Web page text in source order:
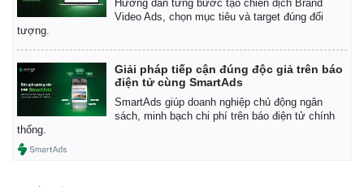
Hướng dẫn từng bước tạo chiến dịch Brand
Video Ads, chọn mục tiêu và target đúng đối
tượng.
Giải pháp tiếp cận đúng độc giả trên báo
điện tử cùng SmartAds
SmartAds giúp doanh nghiệp chủ động ngân
sách, minh bạch chi phí trên báo điện tử chính
thống.